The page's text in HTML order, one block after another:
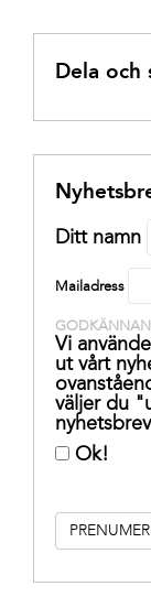
Dela och
Ditt namn
Mailadress
Vi
ut vårt
väljer du
Ok!